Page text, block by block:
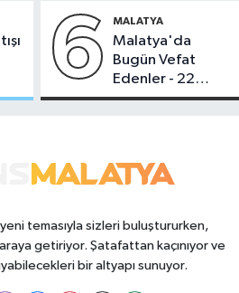
6 MALATYA
Malatya'da
Bugün Vefat
Edenler - 22
Temmuz 2026
temasıyla sizleri buluştururken,
getiriyor. Şatafattan kaçınıyor ve
bir altyapı sunuyor.